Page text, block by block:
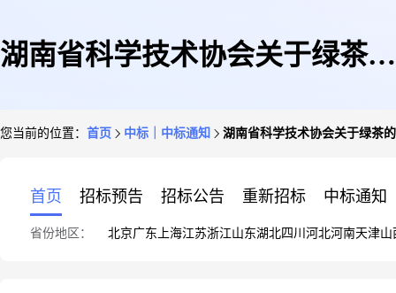
湖南省科学技术协会关于绿茶的
您当前的位置： 首页 中标｜中标通知 湖南省科学技术协会关于绿茶
首页 招标预告 招标公告 重新招标 中标通知
省份地区： 北京广东 上海江苏浙江山东湖北四川 河北河南天津山